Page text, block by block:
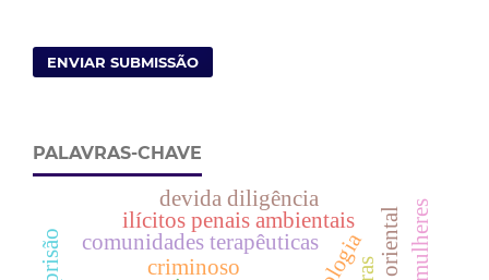
ENVIAR SUBMISSÃO
PALAVRAS-CHAVE
criminoso
comunidades terapêuticas
ilícitos penais ambientais
devida diligência
prisão